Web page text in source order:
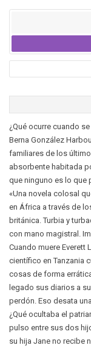
¿Qué ocurre cuando
Berna González
familiares de los
absorbente habitada
que ninguno es lo que
«Una novela colosal
en África a través de
británica. Turbia y
con mano magistral.
Cuando muere Everett
científico en Tanzania
cosas de forma
legado sus diarios a
perdón. Eso desata
¿Qué ocultaba el
pulso entre sus dos
su hija Jane no recibe